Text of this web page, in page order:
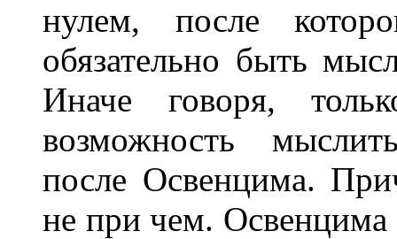
нулем, после
обязательно быть
Иначе говоря,
возможность
после Oсвенцима.
не при чем.